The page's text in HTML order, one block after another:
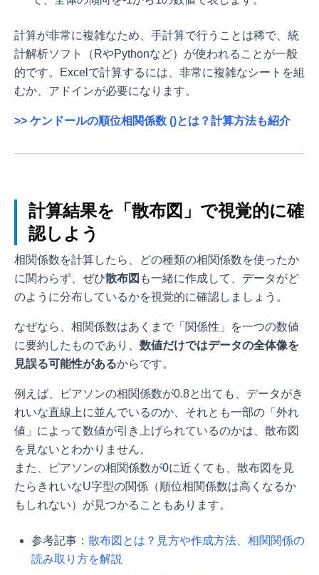
計算が非常に複雑なため、手計算で行うことは稀で、統
計解析ソフト（RやPythonなど）が使われることが一般
的です。Excelで計算するには、非常に複雑なシートを組
むか、アドインが必要になります。
>> ケンドールの順位相関係数 ()とは？計算方法も紹介
計算結果を「散布図」で視覚的に確
認しよう
相関係数を計算したら、どの種類の相関係数を使ったか
に関わらず、ぜひ散布図 も一緒に作成して、データがど
のように分布しているかを視覚的に確認しましょう。
なぜなら、相関係数はあくまで「関係性」を一つの数値
に要約したものであり、 数値だけではデータの全体像を
見誤る可能性があるからです。
例えば、ピアソンの相関係数が0.8と出ても、データがき
れいな直線上に並んでいるのか、それとも一部の「外れ
値」によって数値が引き上げられているのかは、散布図
を見ないとわかりません。
また、ピアソンの相関係数が0に近くても、散布図を見
たらきれいなU字型の関係（順位相関係数は高くなるか
もしれない）が見つかることもあります。
参考記事： 散布図とは？見方や作成方法、相関関係の
読み取り方を解説